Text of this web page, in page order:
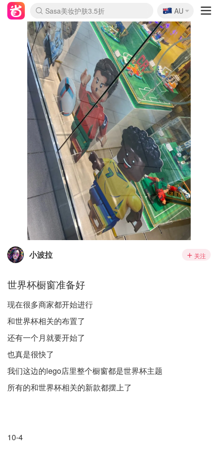
lululemon折扣上新
Sasa美妆护肤3.5折
SSENSE年中2.5折
FreshBeauty好价汇总
Cettire降价+叠9折
WWS Coles超市实拍
viagogo二手票捡漏
Myer超级周末
The Outnet奢牌1折起
David Jones 3折起
Flannels大牌1折
Perfumes Club护肤1折
AMIRO面罩$251
Amazon折扣汇总
eToro入金$200送$50
Amazon数码好物
ICONIC本周7.5折
ThedoubleF高奢地板价
Moose Knuckles 6折
丝芙兰5折起
EUFY摄像头$98
Selenichast首饰2折
Trip机票酒店促销
YSL送5件彩妆礼
Amazon家居好物
Amazon美妆护肤
雅漾大喷$8
过敏原检测盒$33
伊索独家赠50ml沐浴露
科颜氏高保湿面霜$29
SEALIFE海洋馆门票6折
丝塔芙大白罐$16
订阅Newsletter送香薰
Cult Beauty 6.8折
Harrods圣诞日历$525
LN-CC奢牌私促3折
d'Alba空姐喷雾$16
EVE LOM套装£56
Bernardelli独家4折
Adore Beauty 6折起
CT圣诞日历
Mytheresa奢品2.7折
Luxury Escapes 9折
Currentbody美容仪$881
MOON Garden Live
Roborock扫地机$649
Tingo Life水杯$24
Valentino官网5折
CR洗护套装$23
修丽可4件套$159
Myer彩妆2件7折
GANNI官网4.5折
Stylevana韩妆4折
Tessabit高奢8.5折
OGX洗发水$11
Amazon阿德莱德次日达
卡诗8.5折+赠礼
Philips Hue灯具8折
🇦🇺
AU
小波拉 关注
世界杯橱窗准备好
现在很多商家都开始进行
和世界杯相关的布置了
还有一个月就要开始了
也真是很快了
我们这边的lego店里整个橱窗都是世界杯主题
所有的和世界杯相关的新款都摆上了
10-4